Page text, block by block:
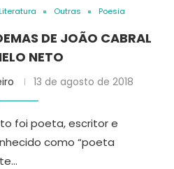
Outras Poesia
DE JOÃO CABRAL
NETO
13 de agosto de 2018
foi poeta, escritor e
como “poeta